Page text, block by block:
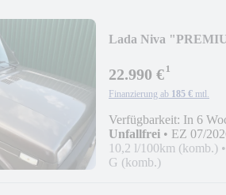
Lada Niva
22.990 €¹
Finanzierung ab 185 € mtl.
Verfügbarkeit: In 6
Unfallfrei • EZ 07/
10,2 l/100km (komb.) •
G (komb.)